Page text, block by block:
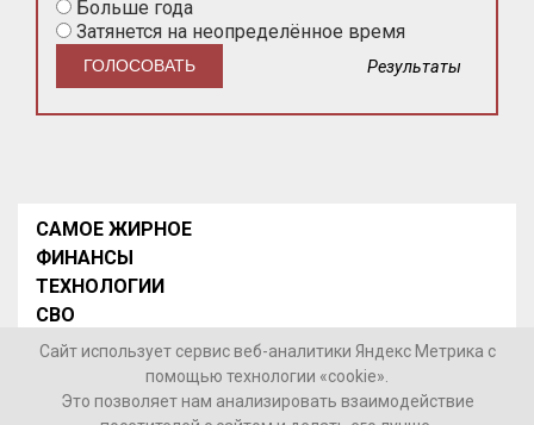
Больше года
Затянется на неопределённое время
Результаты
САМОЕ ЖИРНОЕ
ФИНАНСЫ
ТЕХНОЛОГИИ
СВО
НОВОСТИ В МИРЕ
НОВОСТИ РОССИИ
Контакты
Сайт использует сервис веб-аналитики Яндекс Метрика с
помощью технологии «cookie».
Это позволяет нам анализировать взаимодействие